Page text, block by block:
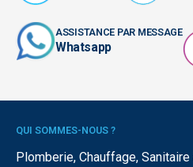
ASSISTANCE PAR MESSAGE
Whatsapp
QUI SOMMES-NOUS ?
Plomberie, Chauffage,